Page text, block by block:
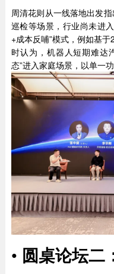
周清花则从一线落地出发
巡检等场景，行业尚未进
+成本反哺”模式，例如基
时认为，机器人短期难达
态”进入家庭场景，以单一
• 圆桌论坛二